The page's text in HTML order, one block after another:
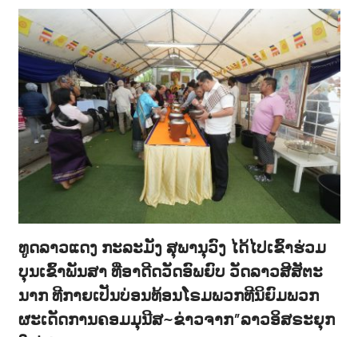
ທູດລາວແດງ ກະລະມັງ ສຸພານຸວົງ ໄດ້ໄປເຂົ້າຮ່ວມ
ບຸນເຂົ້າພັນສາ ທີ່ອາດີດວັດອົພຍົບ ວັດລາວສີສັຕະ
ນາກ ທີກາຍເປັນບ່ອນທ້ອນໂຣມພວກທີນິຍົມພວກ
ຜະເດັດການຄອມມຸນີສ~ຂ່າວຈາກ”ລາວອິສຣະຍຸກ